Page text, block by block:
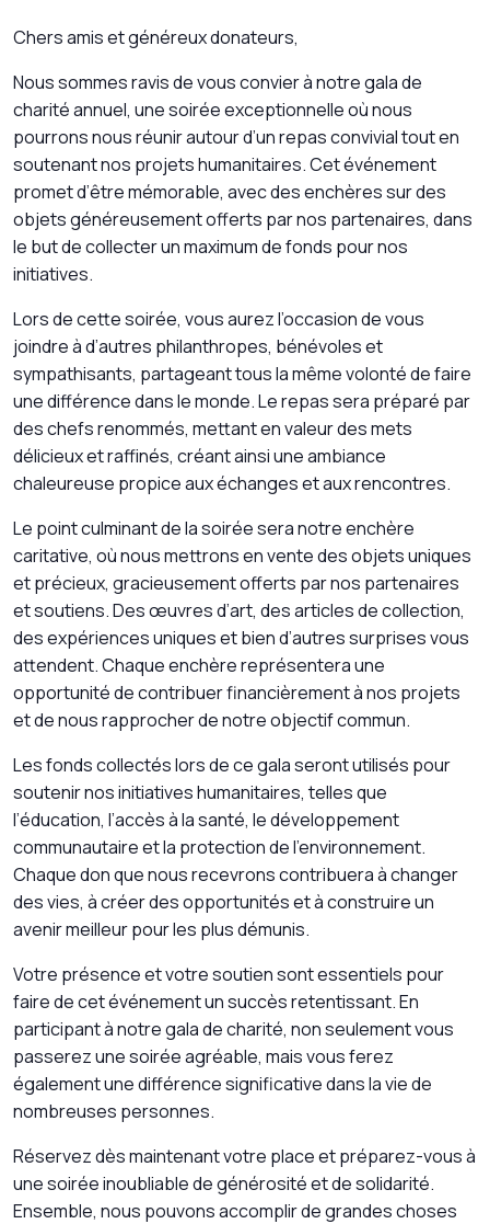
Chers amis et généreux donateurs,
Nous sommes ravis de vous convier à notre gala de
charité annuel, une soirée exceptionnelle où nous
pourrons nous réunir autour d’un repas convivial tout en
soutenant nos projets humanitaires. Cet événement
promet d’être mémorable, avec des enchères sur des
objets généreusement offerts par nos partenaires, dans
le but de collecter un maximum de fonds pour nos
initiatives.
Lors de cette soirée, vous aurez l’occasion de vous
joindre à d’autres philanthropes, bénévoles et
sympathisants, partageant tous la même volonté de faire
une différence dans le monde. Le repas sera préparé par
des chefs renommés, mettant en valeur des mets
délicieux et raffinés, créant ainsi une ambiance
chaleureuse propice aux échanges et aux rencontres.
Le point culminant de la soirée sera notre enchère
caritative, où nous mettrons en vente des objets uniques
et précieux, gracieusement offerts par nos partenaires
et soutiens. Des œuvres d’art, des articles de collection,
des expériences uniques et bien d’autres surprises vous
attendent. Chaque enchère représentera une
opportunité de contribuer financièrement à nos projets
et de nous rapprocher de notre objectif commun.
Les fonds collectés lors de ce gala seront utilisés pour
soutenir nos initiatives humanitaires, telles que
l’éducation, l’accès à la santé, le développement
communautaire et la protection de l’environnement.
Chaque don que nous recevrons contribuera à changer
des vies, à créer des opportunités et à construire un
avenir meilleur pour les plus démunis.
Votre présence et votre soutien sont essentiels pour
faire de cet événement un succès retentissant. En
participant à notre gala de charité, non seulement vous
passerez une soirée agréable, mais vous ferez
également une différence significative dans la vie de
nombreuses personnes.
Réservez dès maintenant votre place et préparez-vous à
une soirée inoubliable de générosité et de solidarité.
Ensemble, nous pouvons accomplir de grandes choses